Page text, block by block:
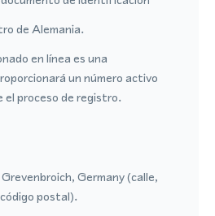
de Alemania.
en línea es una
un número activo
el proceso de registro.
Germany (calle,
postal).